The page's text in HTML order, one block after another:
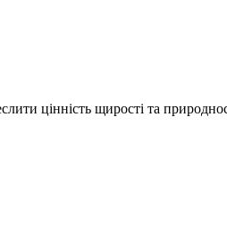
цінність щирості та